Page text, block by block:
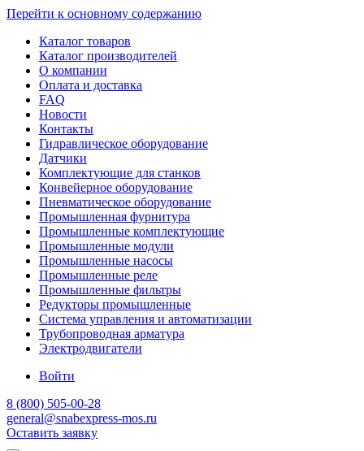
Перейти к основному содержанию
Каталог товаров
Каталог производителей
О компании
Оплата и доставка
FAQ
Новости
Контакты
Гидравлическое оборудование
Датчики
Комплектующие для станков
Конвейерное оборудование
Пневматическое оборудование
Промышленная фурнитура
Промышленные комплектующие
Промышленные модули
Промышленные насосы
Промышленные реле
Промышленные фильтры
Редукторы промышленные
Система управления и автоматизации
Трубопроводная арматура
Электродвигатели
Войти
8 (800) 505-00-28
general@snabexpress-mos.ru
Оставить заявку